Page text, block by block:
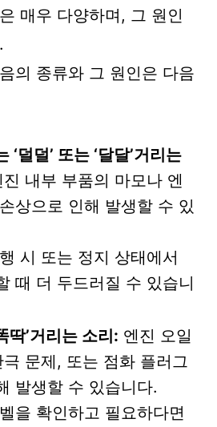
매우 다양하며, 그 원인
의 종류와 그 원인은 다음
‘덜덜’ 또는 ‘달달’거리는
내부 부품의 마모나 엔
상으로 인해 발생할 수 있
시 또는 정지 상태에서
때 더 두드러질 수 있습니
딱’거리는 소리: 엔진 오일
문제, 또는 점화 플러그
발생할 수 있습니다.
을 확인하고 필요하다면